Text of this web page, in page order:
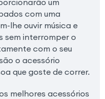
um
com uma
lhe ouvir música e
sem interromper o
com o seu
o acessório
que goste de correr.
melhores acessórios